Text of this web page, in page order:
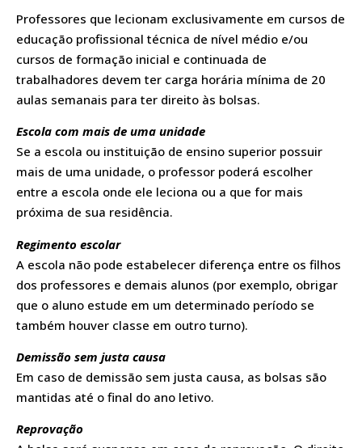
Professores que lecionam exclusivamente em cursos de
educação profissional técnica de nível médio e/ou
cursos de formação inicial e continuada de
trabalhadores devem ter carga horária mínima de 20
aulas semanais para ter direito às bolsas.
Escola com mais de uma unidade
Se a escola ou instituição de ensino superior possuir
mais de uma unidade, o professor poderá escolher
entre a escola onde ele leciona ou a que for mais
próxima de sua residência.
Regimento escolar
A escola não pode estabelecer diferença entre os filhos
dos professores e demais alunos (por exemplo, obrigar
que o aluno estude em um determinado período se
também houver classe em outro turno).
Demissão sem justa causa
Em caso de demissão sem justa causa, as bolsas são
mantidas até o final do ano letivo.
Reprovação